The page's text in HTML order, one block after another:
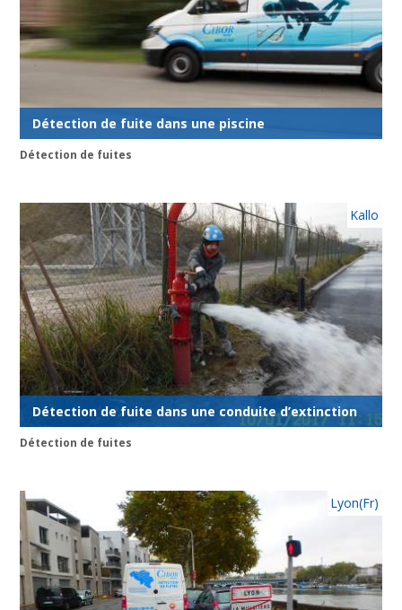
Détection de fuite dans une piscine
Détection de fuites
Détection de fuite dans une conduite d’extinction
Kallo
Détection de fuites
Lyon(Fr)